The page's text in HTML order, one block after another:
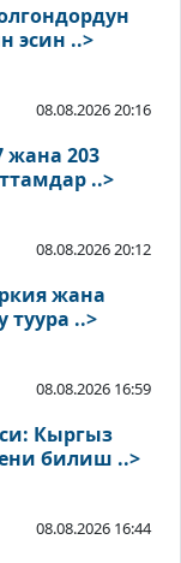
эсин ..>
08.08.2026 20:16
жана 203
..>
08.08.2026 20:12
жана
туура ..>
08.08.2026 16:59
Кыргыз
билиш ..>
08.08.2026 16:44